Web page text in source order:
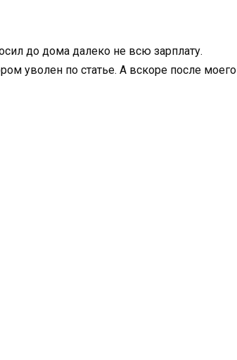
до дома далеко не всю зарплату.
уволен по статье. А вскоре после моего